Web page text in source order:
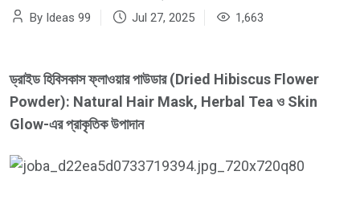
By Ideas 99 Jul 27, 2025 1,663
ড্রাইড হিবিসকাস ফ্লাওয়ার পাউডার (Dried Hibiscus Flower
Powder): Natural Hair Mask, Herbal Tea ও Skin
Glow-এর প্রাকৃতিক উপাদান